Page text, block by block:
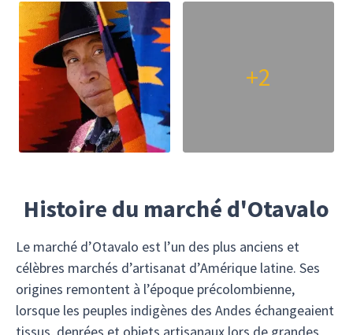
+2
Histoire du marché d'Otavalo
Le marché d’Otavalo est l’un des plus anciens et
célèbres marchés d’artisanat d’Amérique latine. Ses
origines remontent à l’époque précolombienne,
lorsque les peuples indigènes des Andes échangeaient
tissus, denrées et objets artisanaux lors de grandes